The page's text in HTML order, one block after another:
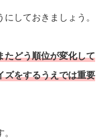
しておきましょう。
たどう順位が変化して
ズをするうえでは重要